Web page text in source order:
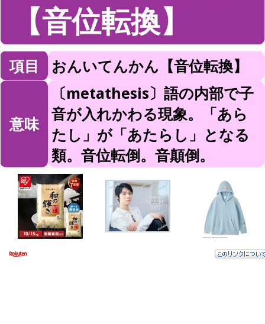
【音位転換】
項目 おんいてんかん【音位転換】
意味
〔metathesis〕語の内部で子
音が入れかわる現象。「あら
たし」が「あたらし」となる
類。音位転倒。音顛倒。